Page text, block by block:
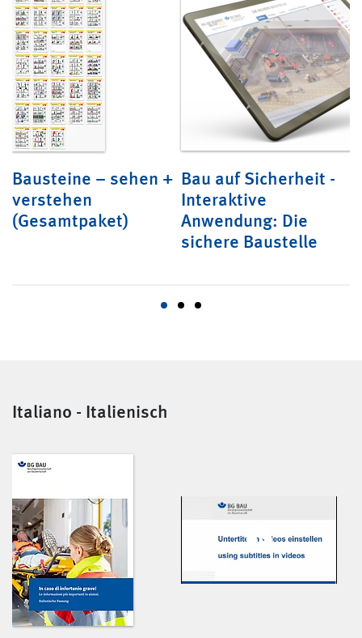
Bausteine – sehen +
verstehen
(Gesamtpaket)
Bau auf Sicherheit -
Interaktive
Anwendung: Die
sichere Baustelle
Italiano - Italienisch